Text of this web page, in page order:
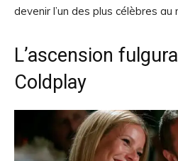
devenir l’un des plus célèbres au
L’ascension
Coldplay